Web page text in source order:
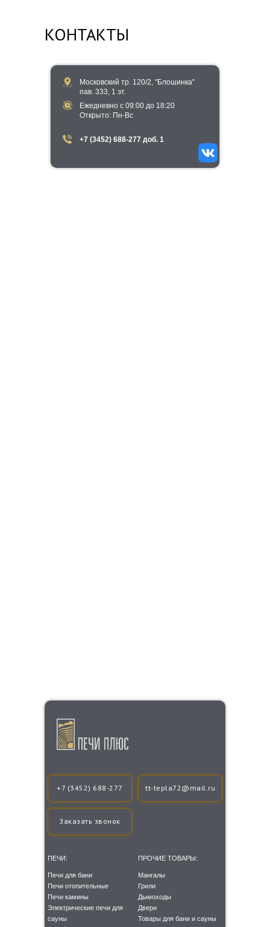
Московский тр. 120/2, "Блошинка"
пав. 333, 1 эт.
Ежедневно с 09:00 до 18:20
​Открыто​: Пн-Вс
+7 (3452) 688-277 доб. 1
КОНТАКТЫ
Заказать звонок
+7 (3452) 688-277 tt-tepla72@mail.ru
ПЕЧИ:
Печи для бани
Печи отопительные
Печи камины
Электрические печи для
сауны
Мангалы
Грили
Дымоходы
Двери
Товары для бани и сауны
ПРОЧИЕ ТОВАРЫ: